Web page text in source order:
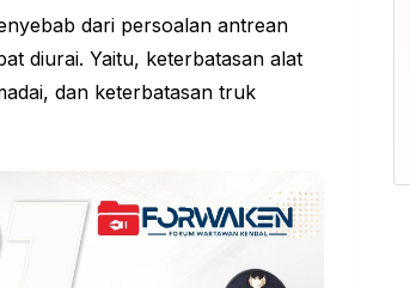
dari persoalan antrean
diurai. Yaitu, keterbatasan alat
dan keterbatasan truk